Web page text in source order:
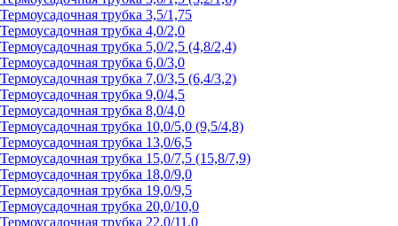
Термоусадочная трубка 3,5/1,75
Термоусадочная трубка 4,0/2,0
Термоусадочная трубка 5,0/2,5 (4,8/2,4)
Термоусадочная трубка 6,0/3,0
Термоусадочная трубка 7,0/3,5 (6,4/3,2)
Термоусадочная трубка 9,0/4,5
Термоусадочная трубка 8,0/4,0
Термоусадочная трубка 10,0/5,0 (9,5/4,8)
Термоусадочная трубка 13,0/6,5
Термоусадочная трубка 15,0/7,5 (15,8/7,9)
Термоусадочная трубка 18,0/9,0
Термоусадочная трубка 19,0/9,5
Термоусадочная трубка 20,0/10,0
Термоусадочная трубка 22,0/11,0